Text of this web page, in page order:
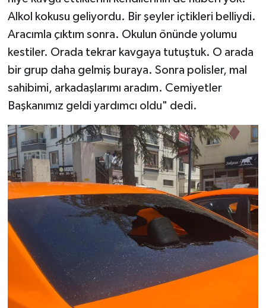
Alkol kokusu geliyordu. Bir şeyler içtikleri belliydi.
Aracımla çıktım sonra. Okulun önünde yolumu
kestiler. Orada tekrar kavgaya tutuştuk. O arada
bir grup daha gelmiş buraya. Sonra polisler, mal
sahibimi, arkadaşlarımı aradım. Cemiyetler
Başkanımız geldi yardımcı oldu" dedi.